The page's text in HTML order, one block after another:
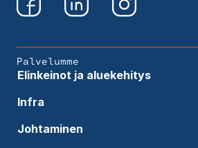
Palvelumme
Elinkeinot ja aluekehitys
Infra
Johtaminen